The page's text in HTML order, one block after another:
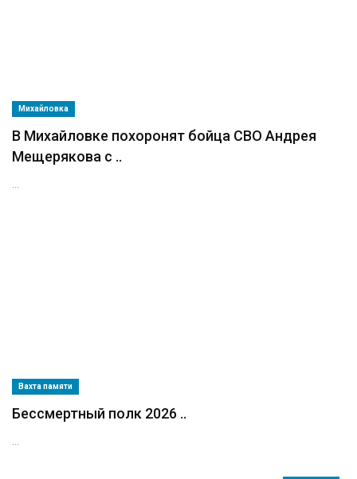
Михайловка
В Михайловке похоронят бойца СВО Андрея
Мещерякова с ..
...
Вахта памяти
Бессмертный полк 2026 ..
...